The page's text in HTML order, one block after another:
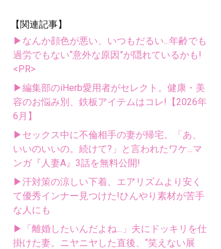
【関連記事】
▶なんか顔色が悪い、いつもだるい...年齢でも
過労でもない“意外な原因”が隠れているかも!
<PR>
▶編集部のiHerb愛用者がセレクト。健康・美
容のお悩み別、鉄板アイテムはコレ!【2026年
6月】
▶セックス中に不倫相手の妻が帰宅。「あ、
いいのいいの。続けて?」と言われたワケ...マ
ンガ『人妻A』3話を無料公開!
▶汗対策の涼しい下着、エアリズムより安く
て優秀インナー見つけた!ひんやり素材が苦手
な人にも
▶「離婚したいんだよね...」夫にドッキリを仕
掛けた妻。ニヤニヤした直後、“笑えない展